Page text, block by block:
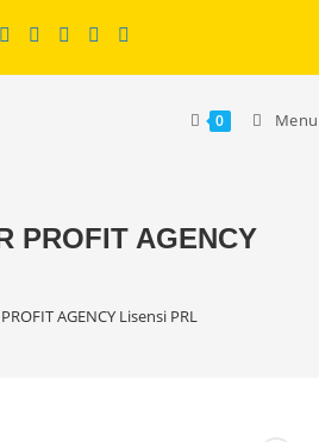
0 Menu
PROFIT AGENCY
AGENCY Lisensi PRL